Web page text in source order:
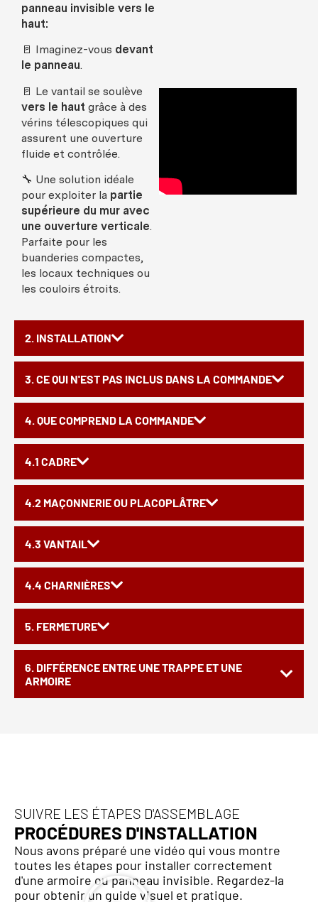
2. INSTALLATION
3. CE QUI N'EST PAS INCLUS DANS LA COMMANDE
4. QUE COMPREND LA COMMANDE
4.1 CADRE
4.2 MAÇONNERIE OU PLACOPLÂTRE
4.3 VANTAIL
4.4 CHARNIÈRES
5. FERMETURE
6. DIFFÉRENCE ENTRE UNE TRAPPE ET UNE
ARMOIRE
panneau invisible vers le
haut:
🚪 Imaginez-vous devant
le panneau.
🚪 Le vantail se soulève
vers le haut grâce à des
vérins télescopiques qui
assurent une ouverture
fluide et contrôlée.
🔧 Une solution idéale
pour exploiter la partie
supérieure du mur avec
une ouverture verticale.
Parfaite pour les
buanderies compactes,
les locaux techniques ou
les couloirs étroits.
SUIVRE LES ÉTAPES D'ASSEMBLAGE
PROCÉDURES D'INSTALLATION
Nous avons préparé une vidéo qui vous montre
toutes les étapes pour installer correctement
d'une armoire ou panneau invisible. Regardez-la
pour obtenir un guide visuel et pratique.